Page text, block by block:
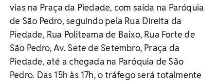
vias na Praça da Piedade, com saída na Paróquia
de São Pedro, seguindo pela Rua Direita da
Piedade, Rua Politeama de Baixo, Rua Forte de
São Pedro, Av. Sete de Setembro, Praça da
Piedade, até a chegada na Paróquia de São
Pedro. Das 15h às 17h, o tráfego será totalmente